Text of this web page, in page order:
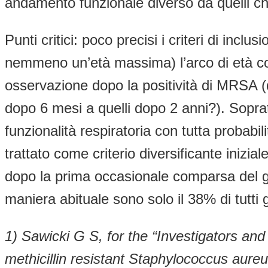
Punti critici: poco precisi i criteri di
nemmeno un’età massima) l’arco di
osservazione dopo la positività di MRSA
dopo 6 mesi a quelli dopo 2 anni?).
funzionalità respiratoria con tutta
trattato come criterio diversificante
dopo la prima occasionale comparsa del
maniera abituale sono solo il 38% di tutti
1) Sawicki G S, for the “Investigators
methicillin resistant Staphylococcus